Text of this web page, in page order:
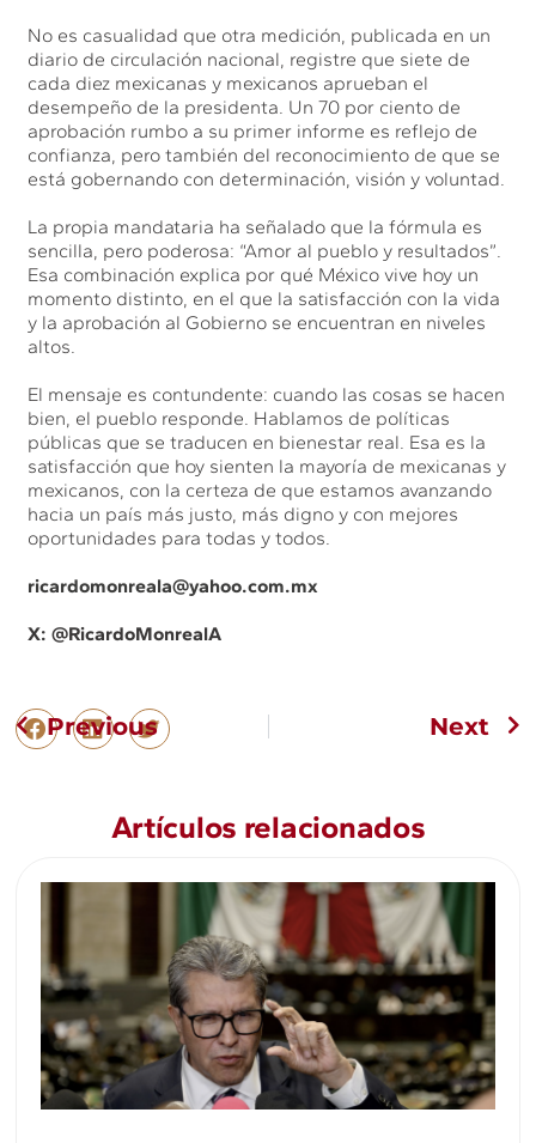
No es casualidad que otra medición, publicada en un
diario de circulación nacional, registre que siete de
cada diez mexicanas y mexicanos aprueban el
desempeño de la presidenta. Un 70 por ciento de
aprobación rumbo a su primer informe es reflejo de
confianza, pero también del reconocimiento de que se
está gobernando con determinación, visión y voluntad.
La propia mandataria ha señalado que la fórmula es
sencilla, pero poderosa: “Amor al pueblo y resultados”.
Esa combinación explica por qué México vive hoy un
momento distinto, en el que la satisfacción con la vida
y la aprobación al Gobierno se encuentran en niveles
altos.
El mensaje es contundente: cuando las cosas se hacen
bien, el pueblo responde. Hablamos de políticas
públicas que se traducen en bienestar real. Esa es la
satisfacción que hoy sienten la mayoría de mexicanas y
mexicanos, con la certeza de que estamos avanzando
hacia un país más justo, más digno y con mejores
oportunidades para todas y todos.
ricardomonreala@yahoo.com.mx
X: @RicardoMonrealA
Previous Next
Artículos relacionados